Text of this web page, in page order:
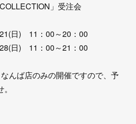
」受注会
日) 11：00～20：00
日) 11：00～21：00
んば店のみの開催ですので、予